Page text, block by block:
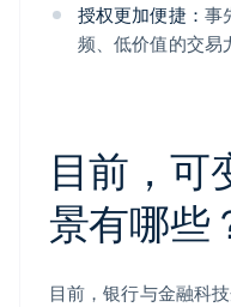
授权更加便捷： 事
频、低价值的交易
目前，可
景有哪些
目前，银行与金融科